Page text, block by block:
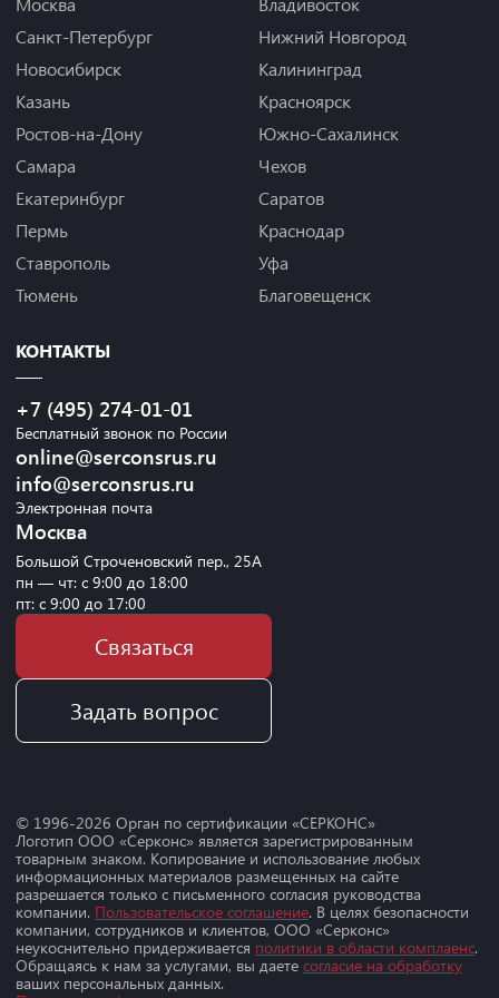
Санкт-Петербург
Новосибирск
Казань
Ростов-на-Дону
Самара
Екатеринбург
Пермь
Ставрополь
Тюмень
Нижний Новгород
Калининград
Красноярск
Южно-Сахалинск
Чехов
Саратов
Краснодар
Уфа
Благовещенск
КОНТАКТЫ
+7 (495) 274-01-01
Бесплатный звонок по России
online@serconsrus.ru
info@serconsrus.ru
Электронная почта
Москва
Большой Строченовский пер., 25А
пн — чт: с 9:00 до 18:00
пт: с 9:00 до 17:00
Связаться
Задать вопрос
© 1996-2026 Орган по сертификации «СЕРКОНС»
Логотип ООО «Серконс» является зарегистрированным
товарным знаком. Копирование и использование любых
информационных материалов размещенных на сайте
разрешается только с письменного согласия руководства
компании. Пользовательское соглашение. В целях безопасности
компании, сотрудников и клиентов, ООО «Серконс»
неукоснительно придерживается политики в области комплаенс.
Обращаясь к нам за услугами, вы даете согласие на обработку
ваших персональных данных.